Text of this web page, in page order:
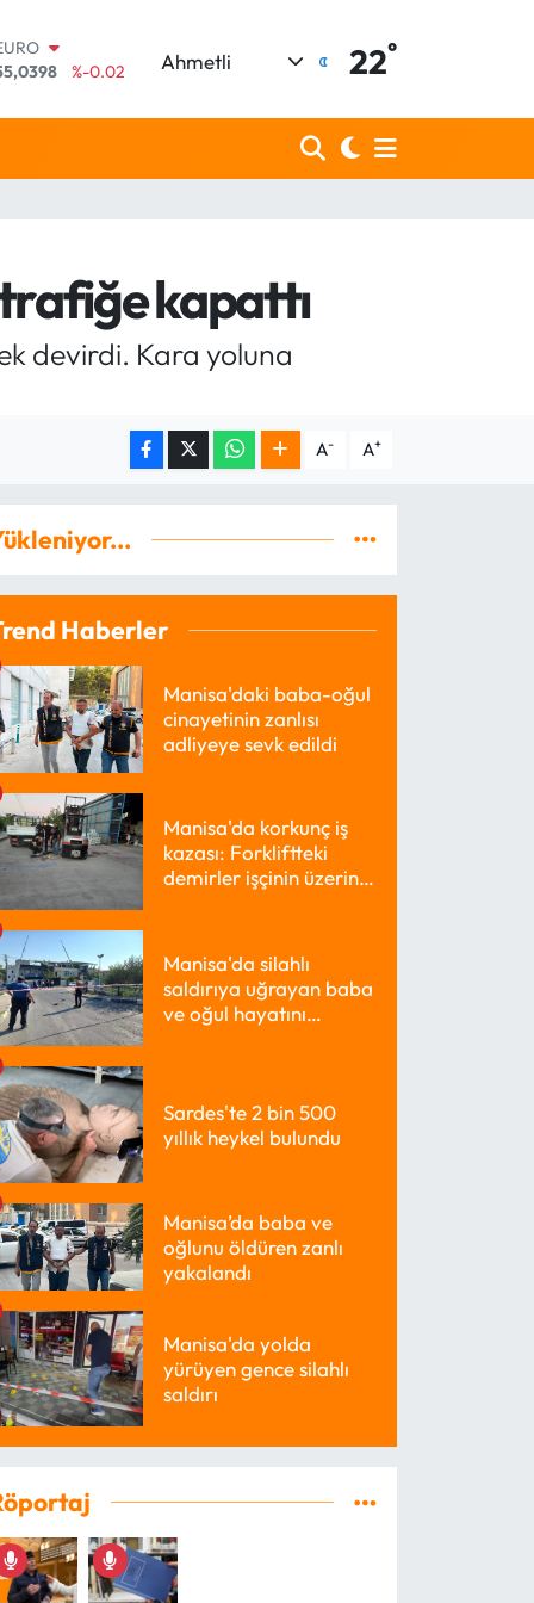
%-0.02
%0.16
DOLAR
47,5894
%0.08
Ahmetli 22°
kapattı
devirdi. Kara yoluna
A- A+
Haberler
Manisa'daki baba-oğul
cinayetinin zanlısı
adliyeye sevk edildi
Manisa'da korkunç iş
kazası: Forkliftteki
demirler işçinin üzerine
Manisa'da silahlı
saldırıya uğrayan baba
ve oğul hayatını
Sardes'te 2 bin 500
yıllık heykel bulundu
Manisa’da baba ve
oğlunu öldüren zanlı
yakalandı
Manisa'da yolda
yürüyen gence silahlı
saldırı